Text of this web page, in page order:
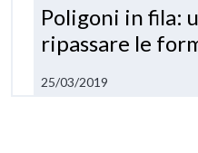
Poligoni in fila:
ripassare le
25/03/2019